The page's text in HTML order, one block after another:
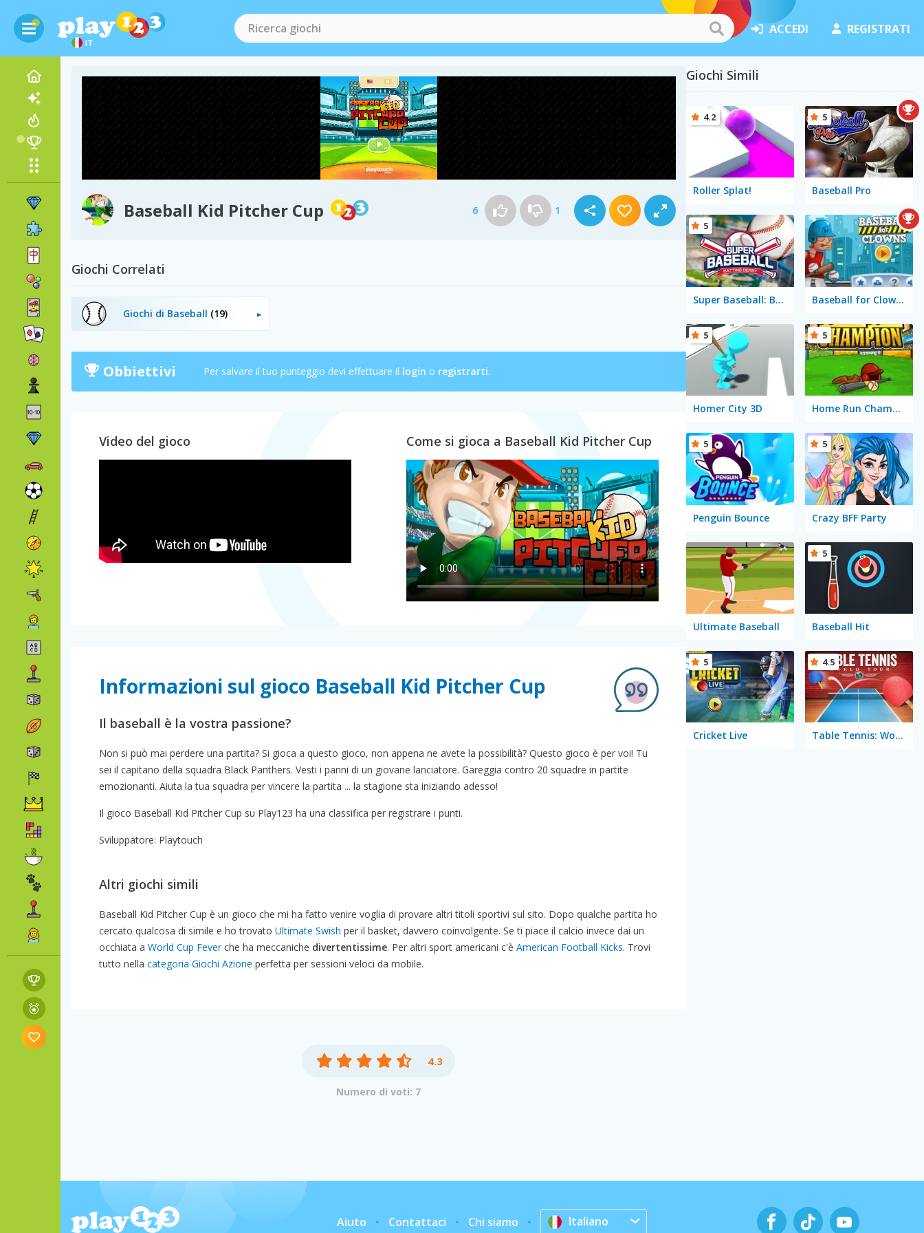
IT
ACCEDI REGISTRATI
Baseball Kid Pitcher Cup 6 1
Giochi Correlati
Giochi di Baseball (19)
Obbiettivi Per salvare il tuo punteggio devi effettuare il login o registrarti.
Video del gioco Come si gioca a Baseball Kid Pitcher Cup
Informazioni sul gioco Baseball Kid Pitcher Cup
Il baseball è la vostra passione?
Non si può mai perdere una partita? Si gioca a questo gioco, non appena ne avete la possibilità? Questo gioco è per voi! Tu
sei il capitano della squadra Black Panthers. Vesti i panni di un giovane lanciatore. Gareggia contro 20 squadre in partite
emozionanti. Aiuta la tua squadra per vincere la partita ... la stagione sta iniziando adesso!
Il gioco Baseball Kid Pitcher Cup su Play123 ha una classifica per registrare i punti.
Sviluppatore: Playtouch
Altri giochi simili
Baseball Kid Pitcher Cup è un gioco che mi ha fatto venire voglia di provare altri titoli sportivi sul sito. Dopo qualche partita ho
cercato qualcosa di simile e ho trovato Ultimate Swish per il basket, davvero coinvolgente. Se ti piace il calcio invece dai un
occhiata a World Cup Feverche ha meccaniche divertentissime. Per altri sport americani c'è American Football Kicks. Trovi
tutto nella categoria Giochi Azione perfetta per sessioni veloci da mobile.
4.3
Numero di voti: 7
Giochi Simili
Roller Splat!
4.2
Baseball Pro
5
Super Baseball: Batting Derby
5
Baseball for Clowns
Homer City 3D
5
Home Run Champion
5
Penguin Bounce
5
Crazy BFF Party
5
Ultimate Baseball Baseball Hit
5
Cricket Live
5
Table Tennis: World Tour
4.5
Aiuto Contattaci Chi siamo Italiano